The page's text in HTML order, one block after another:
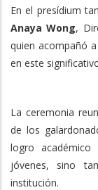
En el presídium
Anaya Wong,
quien acompañó
en este
La ceremonia
de los
logro
jóvenes, sino
institución.